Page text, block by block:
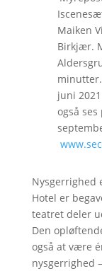
Maiken
Birkjær.
juni
også
Nysgerrighed
Hotel er
teatret deler
Den
også at være
nysgerrighed